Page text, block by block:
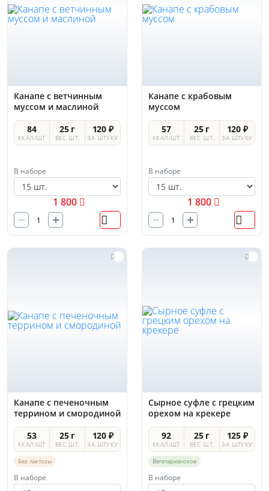
Канапе с ветчинным
муссом и маслиной
84
ККАЛ/ШТ
25 г
ВЕС ШТ.
120 ₽
ЗА ШТУКУ
В наборе
1 800
Канапе с крабовым
муссом
57
ККАЛ/ШТ
25 г
ВЕС ШТ.
120 ₽
ЗА ШТУКУ
В наборе
1 800
Канапе с печеночным
террином и смородиной
53
ККАЛ/ШТ
25 г
ВЕС ШТ.
120 ₽
ЗА ШТУКУ
Без лактозы
В наборе
Сырное суфле с грецким
орехом на крекере
92
ККАЛ/ШТ
25 г
ВЕС ШТ.
125 ₽
ЗА ШТУКУ
Вегетарианское
В наборе